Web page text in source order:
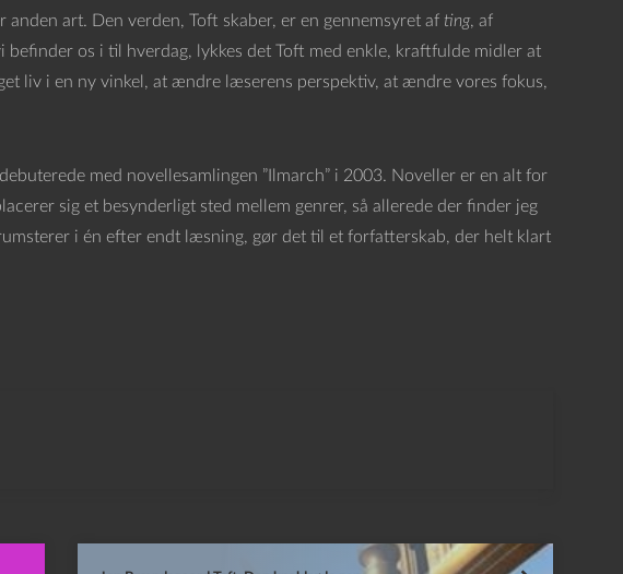
art. Den verden, Toft skaber, er en gennemsyret af ting, af
os i til hverdag, lykkes det Toft med enkle, kraftfulde midler at
liv i en ny vinkel, at ændre læserens perspektiv, at ændre vores fokus,
med novellesamlingen ”Ilmarch” i 2003. Noveller er en alt for
sig et besynderligt sted mellem genrer, så allerede der finder jeg
i én efter endt læsning, gør det til et forfatterskab, der helt klart